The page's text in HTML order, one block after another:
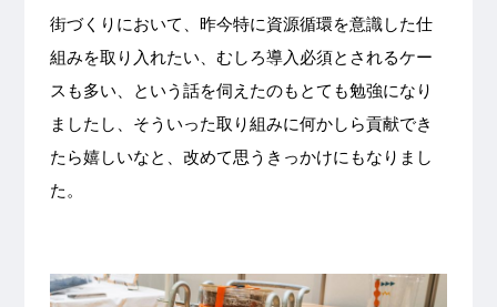
街づくりにおいて、昨今特に資源循環を意識した仕
組みを取り入れたい、むしろ導入必須とされるケー
スも多い、という話を伺えたのもとても勉強になり
ましたし、そういった取り組みに何かしら貢献でき
たら嬉しいなと、改めて思うきっかけにもなりまし
た。